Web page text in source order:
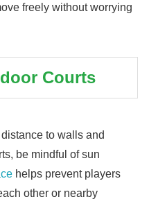
freely without worrying
Courts
to walls and
be mindful of sun
helps prevent players
other or nearby